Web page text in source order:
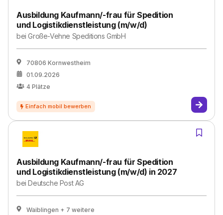
Ausbildung Kaufmann/-frau für Spedition
und Logistikdienstleistung (m/w/d)
beiGroße-Vehne Speditions GmbH
70806 Kornwestheim
01.09.2026
4 Plätze
Ausbildung Kaufmann/-frau für Spedition
und Logistikdienstleistung (m/w/d) in 2027
beiDeutsche Post AG
Waiblingen + 7 weitere